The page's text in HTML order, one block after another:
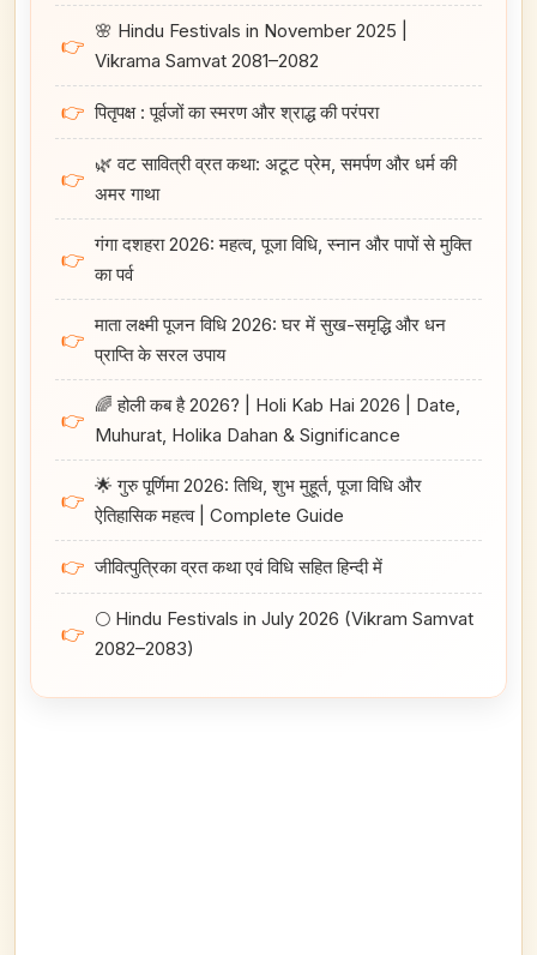
👉
🌸 Hindu Festivals in November 2025 |
Vikrama Samvat 2081–2082
👉 पितृपक्ष : पूर्वजों का स्मरण और श्राद्ध की परंपरा
👉
🌿 वट सावित्री व्रत कथा: अटूट प्रेम, समर्पण और धर्म की
अमर गाथा
👉
गंगा दशहरा 2026: महत्व, पूजा विधि, स्नान और पापों से मुक्ति
का पर्व
👉
माता लक्ष्मी पूजन विधि 2026: घर में सुख-समृद्धि और धन
प्राप्ति के सरल उपाय
👉
🌈 होली कब है 2026? | Holi Kab Hai 2026 | Date,
Muhurat, Holika Dahan & Significance
👉
🌟 गुरु पूर्णिमा 2026: तिथि, शुभ मुहूर्त, पूजा विधि और
ऐतिहासिक महत्व | Complete Guide
👉 जीवित्पुत्रिका व्रत कथा एवं विधि सहित हिन्दी में
👉
🌕 Hindu Festivals in July 2026 (Vikram Samvat
2082–2083)